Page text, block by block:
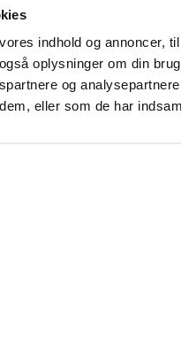
indhold og annoncer,
oplysninger om din
og
eller som de har